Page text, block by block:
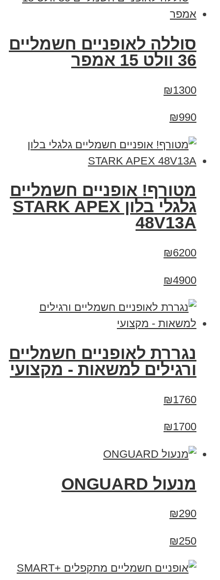
סוללה לאופניים חשמליים
36 וולט 15 אמפר
₪1300
₪990
מטורף! אופניים חשמליים
גלגלי בלון STARK APEX
48V13A
₪6200
₪4900
נגררת לאופניים חשמליים
ורגילים למשאות - מקצועי
₪1760
₪1700
מנעול ONGUARD
₪290
₪250